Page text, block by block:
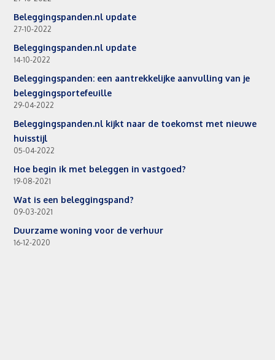
Beleggingspanden.nl update
27-10-2022
Beleggingspanden.nl update
14-10-2022
Beleggingspanden: een aantrekkelijke aanvulling van je
beleggingsportefeuille
29-04-2022
Beleggingspanden.nl kijkt naar de toekomst met nieuwe
huisstijl
05-04-2022
Hoe begin ik met beleggen in vastgoed?
19-08-2021
Wat is een beleggingspand?
09-03-2021
Duurzame woning voor de verhuur
16-12-2020